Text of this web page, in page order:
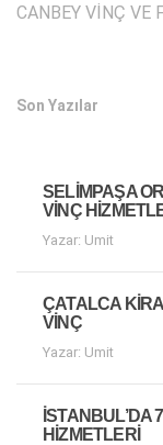
CANBEY VİNÇ VE
Son Yazılar
SELIMPAŞA
VINÇ
Yazar: Umit
ÇATALCA
VINÇ
Yazar: Umit
İSTANBUL’DA
HIZMETLERI